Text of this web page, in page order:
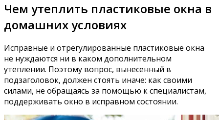
Чем утеплить пластиковые окна в
домашних условиях
Исправные и отрегулированные пластиковые окна
не нуждаются ни в каком дополнительном
утеплении. Поэтому вопрос, вынесенный в
подзаголовок, должен стоять иначе: как своими
силами, не обращаясь за помощью к специалистам,
поддерживать окно в исправном состоянии.